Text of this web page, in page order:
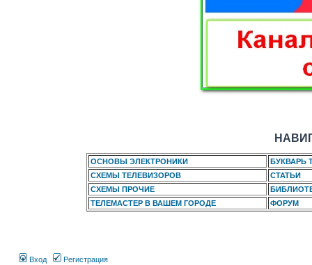
ОСНОВЫ ЭЛЕКТРОНИКИ
БУКВАРЬ
СХЕМЫ ТЕЛЕВИЗОРОВ
СТАТЬИ
СХЕМЫ ПРОЧИЕ
ТЕЛЕМАСТЕР В ВАШЕМ ГОРОДЕ
ФОРУМ
Вход Регистрация